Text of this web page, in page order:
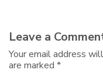
Leave a
Your email address
are marked *